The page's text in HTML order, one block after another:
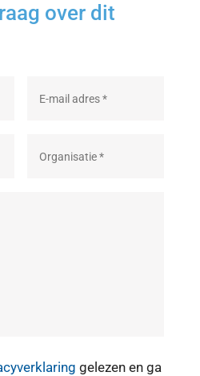
over dit
gelezen en ga